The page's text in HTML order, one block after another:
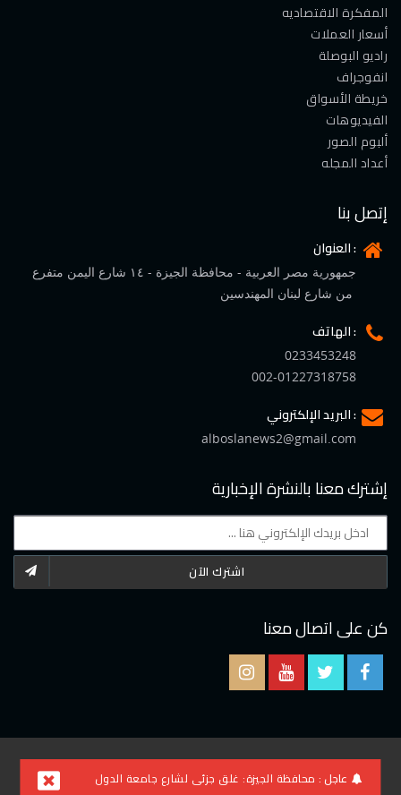
عاجل : محافظة الجيزة: غلق جزئى لشارع جامعة الدول
المفكرة الاقتصاديه
أسعار العملات
راديو البوصلة
انفوجراف
خريطة الأسواق
الفيديوهات
ألبوم الصور
أعداد المجله
إتصل بنا
العنوان :
جمهورية مصر العربية - محافظة الجيزة - ١٤ شارع اليمن متفرع
الهاتف :
0233453248
002-01227318758
البريد الإلكتروني :
alboslanews2@gmail.com
إشترك معنا بالنشرة الإخبارية
اشترك الآن
كن على اتصال معنا
2021 © جميع الحقوق محفوظة لموقع البوصلة